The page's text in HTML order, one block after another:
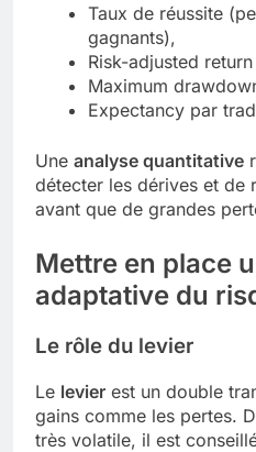
Taux de réussite
gagnants),
Risk-adjusted
Maximum
Expectancy par
Une analyse quantitative
détecter les dérives et de
avant que de grandes
Mettre en place
adaptative du
Le rôle du levier
Le levier est un double
gains comme les pertes.
très volatile, il est